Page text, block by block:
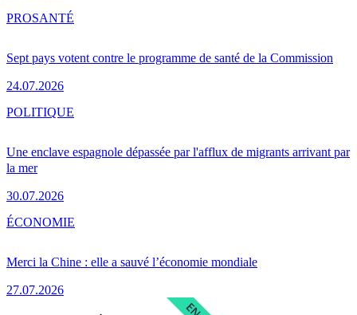
Sept pays votent contre le programme de santé de la Commission
24.07.2026
PROSANTÉ
Une enclave espagnole dépassée par l'afflux de migrants arrivant par
la mer
30.07.2026
POLITIQUE
Merci la Chine : elle a sauvé l’économie mondiale
27.07.2026
ÉCONOMIE